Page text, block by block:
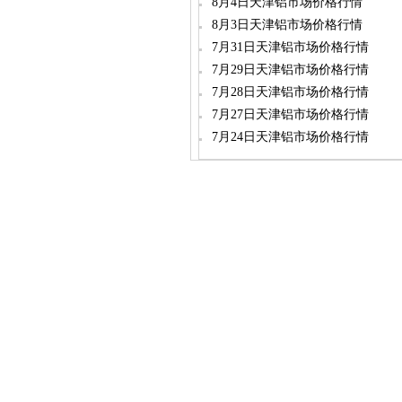
8月3日天津铝市场价格行情
7月31日天津铝市场价格行情
7月29日天津铝市场价格行情
7月28日天津铝市场价格行情
7月27日天津铝市场价格行情
7月24日天津铝市场价格行情